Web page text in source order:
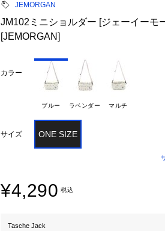
JEMORGAN
JM102ミニショルダー [ジェーイーモ
[JEMORGAN]
カラー
ブルー ラベンダー マルチ
サイズ ONE SIZE
¥4,290 税込
Tasche Jack